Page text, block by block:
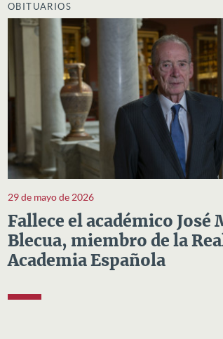
OBITUARIOS
29 de mayo de 2026
Fallece el académico José
Blecua, miembro de la
Academia Española